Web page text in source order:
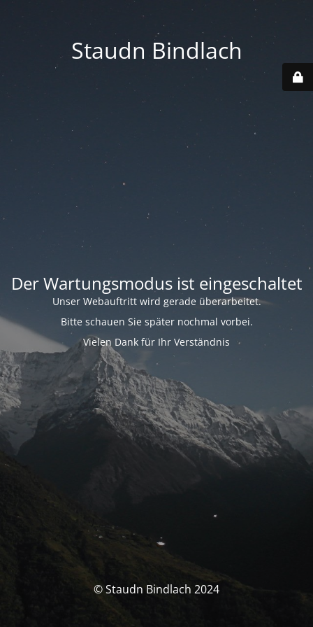
Staudn Bindlach
Der Wartungsmodus ist eingeschaltet
Unser Webauftritt wird gerade überarbeitet.
Bitte schauen Sie später nochmal vorbei.
Vielen Dank für Ihr Verständnis
© Staudn Bindlach 2024